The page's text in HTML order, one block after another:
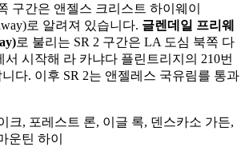
구간은 앤젤스 크리스트 하이웨이
로 알려져 있습니다. 글렌데일 프리웨
로 불리는 SR 2 구간은 LA 도심 북쪽 다
시작해 라 카냐다 플린트리지의 210번
다. 이후 SR 2는 앤젤레스 국유림를 통과
크, 포레스트 론, 이글 록, 덴스카소 가든,
운틴 하이